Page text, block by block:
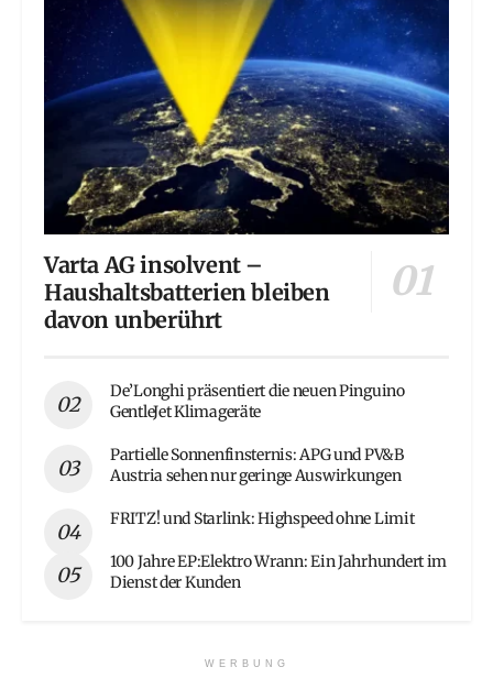
Varta AG insolvent –
Haushaltsbatterien bleiben
davon unberührt
De’Longhi präsentiert die neuen Pinguino
GentleJet Klimageräte
Partielle Sonnenfinsternis: APG und PV&B
Austria sehen nur geringe Auswirkungen
FRITZ! und Starlink: Highspeed ohne Limit
100 Jahre EP:Elektro Wrann: Ein Jahrhundert im
Dienst der Kunden
WERBUNG